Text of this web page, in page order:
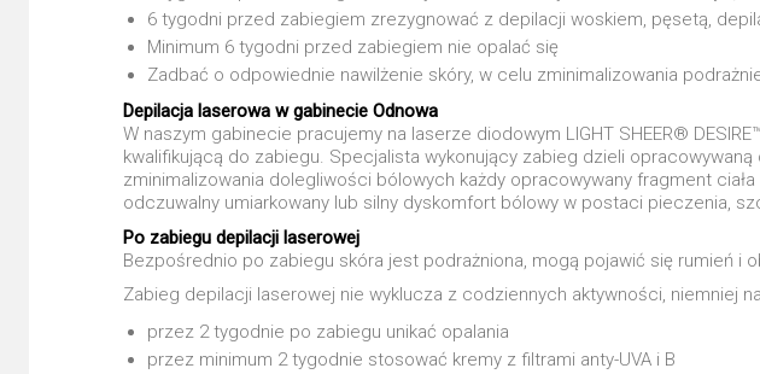
6 tygodni przed zabiegiem zrezygnować z depilacji woskiem, pęsetą,
Minimum 6 tygodni przed zabiegiem nie opalać się
Zadbać o odpowiednie nawilżenie skóry, w celu zminimalizowania
Depilacja laserowa w gabinecie Odnowa
W naszym gabinecie pracujemy na laserze diodowym LIGHT SHEER®
kwalifikującą do zabiegu. Specjalista wykonujący zabieg dzieli
zminimalizowania dolegliwości bólowych każdy opracowywany fragment
odczuwalny umiarkowany lub silny dyskomfort bólowy w postaci pieczenia,
Po zabiegu depilacji laserowej
Bezpośrednio po zabiegu skóra jest podrażniona, mogą pojawić się rumień i
Zabieg depilacji laserowej nie wyklucza z codziennych aktywności, niemniej
przez 2 tygodnie po zabiegu unikać opalania
przez minimum 2 tygodnie stosować kremy z filtrami anty-UVA i B